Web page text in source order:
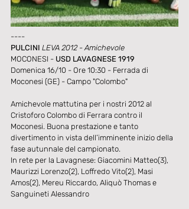
----
PULCINI LEVA 2012 - Amichevole
MOCONESI - USD LAVAGNESE 1919
Domenica 16/10 - Ore 10:30 - Ferrada di
Moconesi (GE) - Campo "Colombo"
Amichevole mattutina per i nostri 2012 al
Cristoforo Colombo di Ferrara contro il
Moconesi. Buona prestazione e tanto
divertimento in vista dell’imminente inizio della
fase autunnale del campionato.
In rete per la Lavagnese: Giacomini Matteo(3),
Maurizzi Lorenzo(2), Loffredo Vito(2), Masi
Amos(2), Mereu Riccardo, Aliquò Thomas e
Sanguineti Alessandro